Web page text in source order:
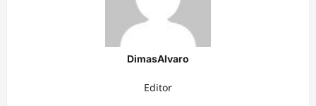
DimasAlvaro
Editor